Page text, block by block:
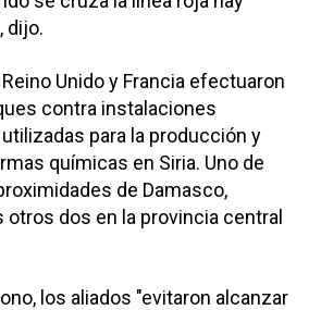
dijo.
Unido y Francia efectuaron
contra instalaciones
para la producción y
químicas en Siria. Uno de
de Damasco,
dos en la provincia central
los aliados "evitaron alcanzar